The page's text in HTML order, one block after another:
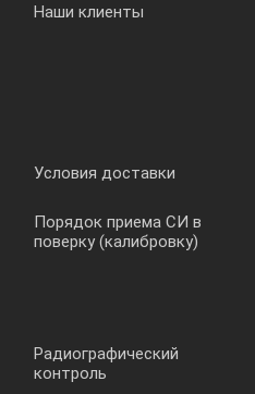
Наши клиенты
Условия доставки
Порядок приема СИ в
поверку (калибровку)
Радиографический
контроль